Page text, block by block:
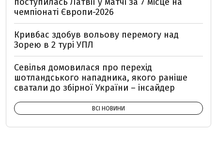
чемпіонаті Європи-2026
Кривбас здобув вольову перемогу над
Зорею в 2 турі УПЛ
Севілья домовилася про перехід
шотландського нападника, якого раніше
сватали до збірної України – інсайдер
ВСІ НОВИНИ